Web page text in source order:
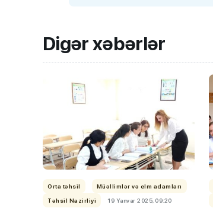
Digər xəbərlər
Orta təhsil
Müəllimlər və elm adamları
Təhsil Nazirliyi
19 Yanvar 2025, 09:20